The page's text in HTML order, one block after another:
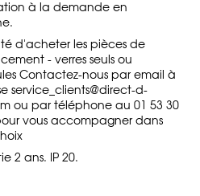
à la demande en
d'acheter les pièces de
- verres seuls ou
Contactez-nous par email à
service_clients@direct-d-
ou par téléphone au 01 53 30
vous accompagner dans
2 ans. IP 20.